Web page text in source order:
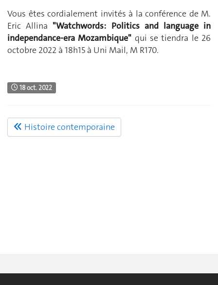
Vous êtes cordialement invités à la conférence de M.
Eric Allina "Watchwords: Politics and language in
independance-era Mozambique" qui se tiendra le 26
octobre 2022 à 18h15 à Uni Mail, M R170.
18 oct. 2022
Histoire contemporaine